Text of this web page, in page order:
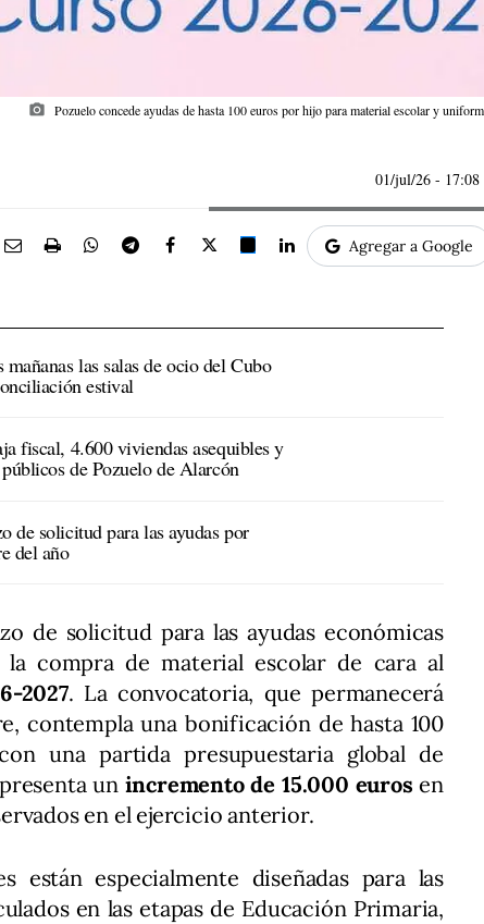
photo_camera Pozuelo concede ayudas de hasta 100 euros por hijo para material escolar y
01/jul/26 - 17:08
Agregar a Google
las salas de ocio del Cubo
estival
fiscal, 4.600 viviendas asequibles y
de Pozuelo de Alarcón
de solicitud para las ayudas por
del año
de solicitud para las ayudas económicas
compra de material escolar de cara al
2027. La convocatoria, que permanecerá
contempla una bonificación de hasta 100
una partida presupuestaria global de
un incremento de 15.000 euros en
en el ejercicio anterior.
están especialmente diseñadas para las
en las etapas de Educación Primaria,